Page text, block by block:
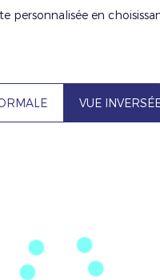
personnalisée en
VUE